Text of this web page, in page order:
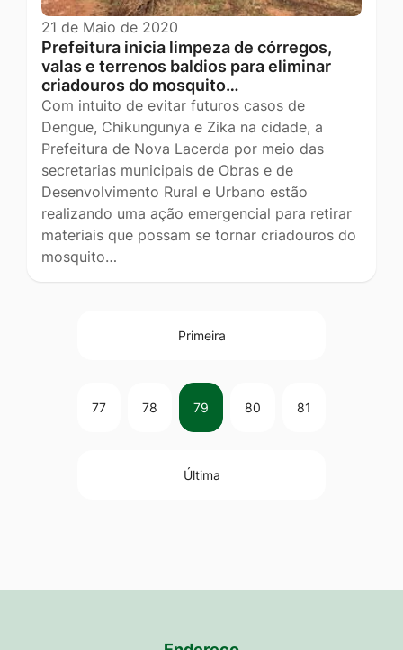
21 de Maio de 2020
Prefeitura inicia limpeza de córregos,
valas e terrenos baldios para eliminar
criadouros do mosquito…
Com intuito de evitar futuros casos de
Dengue, Chikungunya e Zika na cidade, a
Prefeitura de Nova Lacerda por meio das
secretarias municipais de Obras e de
Desenvolvimento Rural e Urbano estão
realizando uma ação emergencial para retirar
materiais que possam se tornar criadouros do
mosquito…
Primeira
77 78 79 80 81
Última